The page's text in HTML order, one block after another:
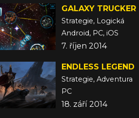
GALAXY TRUCKER
Strategie, Logická
Android, PC, iOS
7. říjen 2014
ENDLESS LEGEND
Strategie, Adventura
PC
18. září 2014